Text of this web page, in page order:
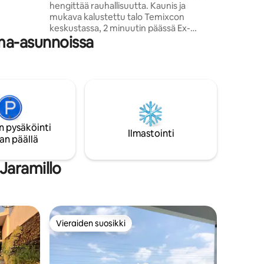
hengittää rauhallisuutta. Kaunis ja
mukava kalustettu talo Temixcon
keskustassa, 2 minuutin päässä Ex-
Hacienda de Temixcon kylpylästä ja IER-
UNAMista, 15 minuutin päässä
✓puutarha, käytettävissä klo 22.00 asti
kohtuullisen kovaäänisen musiikin
kanssa. ✓Yksinoikeudella perheille. Meillä
on kotitoimistoon sopiva ✓internet.
asunnoissa
pysäköinti
päällä
Ilmastointi
Vieraiden suosikki
Vieraiden suosikki